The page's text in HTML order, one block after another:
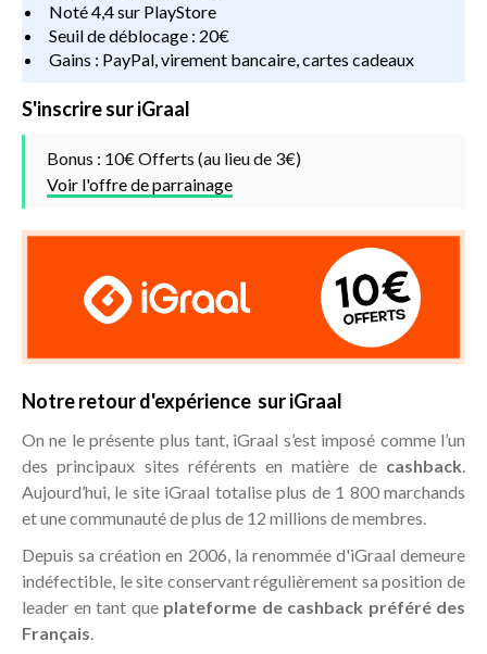
Noté 4,4 sur PlayStore
Seuil de déblocage : 20€
Gains : PayPal, virement bancaire, cartes cadeaux
S'inscrire sur iGraal
Bonus : 10€ Offerts (au lieu de 3€)
Voir l'offre de parrainage
Notre retour d'expérience sur iGraal
On ne le présente plus tant, iGraal s’est imposé comme l’un
des principaux sites référents en matière de cashback.
Aujourd’hui, le site iGraal totalise plus de 1 800 marchands
et une communauté de plus de 12 millions de membres.
Depuis sa création en 2006, la renommée d'iGraal demeure
indéfectible, le site conservant régulièrement sa position de
leader en tant que plateforme de cashback préféré des
Français.